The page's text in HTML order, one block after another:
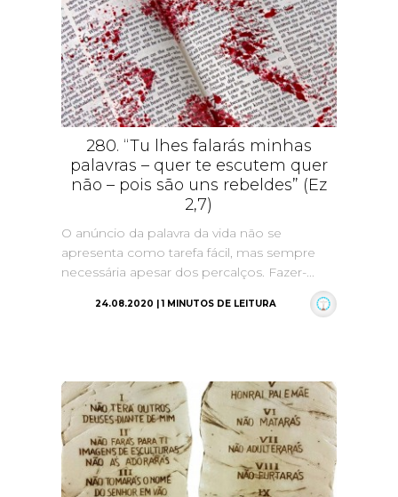
280. “Tu lhes falarás minhas
palavras – quer te escutem quer
não – pois são uns rebeldes” (Ez
2,7)
O anúncio da palavra da vida não se
apresenta como tarefa fácil, mas sempre
necessária apesar dos percalços. Fazer-...
24.08.2020 | 1 MINUTOS DE LEITURA